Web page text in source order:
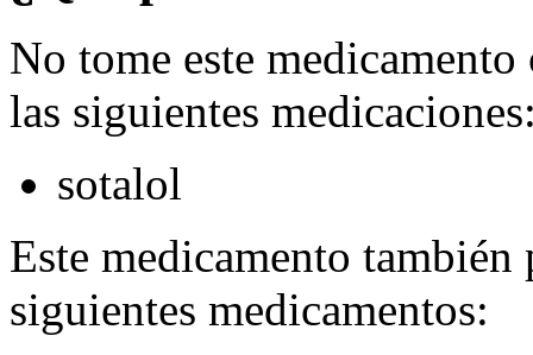
No tome este
las siguientes
sotalol
Este medicamento
siguientes medicamentos: